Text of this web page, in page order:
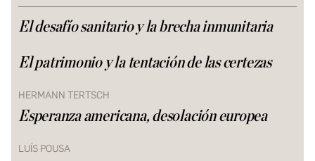
El desafío sanitario y la brecha inmunitaria
El patrimonio y la tentación de las certezas
HERMANN TERTSCH
Esperanza americana, desolación europea
LUÍS POUSA